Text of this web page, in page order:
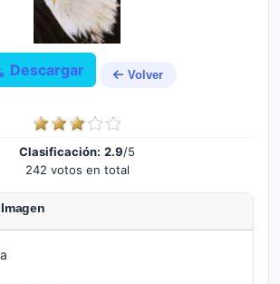
Descargar Volver
Clasificación: 2.9/5
242 votos en total